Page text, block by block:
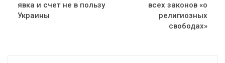
явка и счет не в пользу
Украины
всех законов «о
религиозных
свободах»